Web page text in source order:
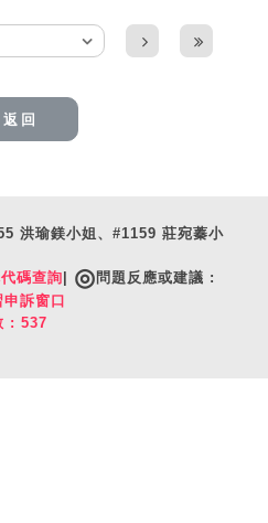
返回
洪瑜鎂小姐、#1159 莊宛蓁小
碼查詢 ◎ 問題反應或建議 :
申訴窗口
: 537